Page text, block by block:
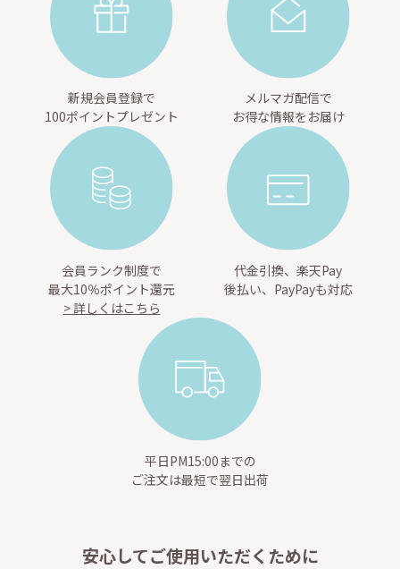
新規会員登録で
100ポイントプレゼント
メルマガ配信で
お得な情報をお届け
会員ランク制度で
最大10％ポイント還元
> 詳しくはこちら
代金引換、楽天Pay
後払い、PayPayも対応
平日PM15:00までの
ご注文は最短で翌日出荷
安心してご使用いただくために